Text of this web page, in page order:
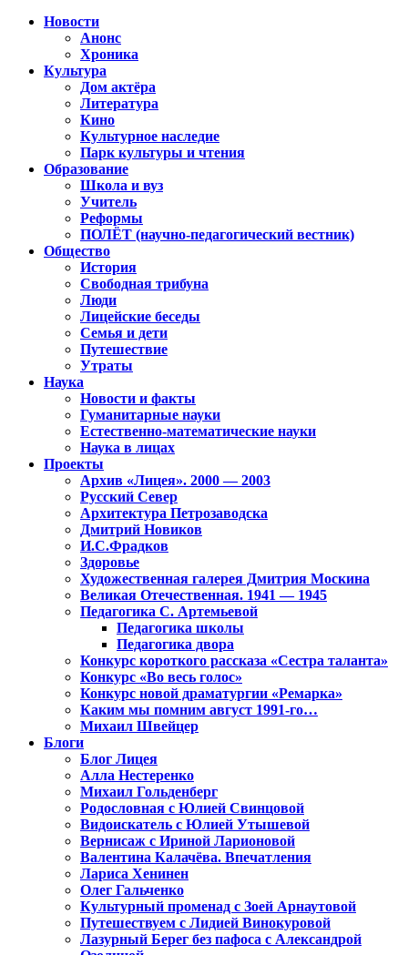
Новости
Анонс
Хроника
Культура
Дом актёра
Литература
Кино
Культурное наследие
Парк культуры и чтения
Образование
Школа и вуз
Учитель
Реформы
ПОЛЁТ (научно-педагогический вестник)
Общество
История
Свободная трибуна
Люди
Лицейские беседы
Семья и дети
Путешествие
Утраты
Наука
Новости и факты
Гуманитарные науки
Естественно-математические науки
Наука в лицах
Проекты
Архив «Лицея». 2000 — 2003
Русский Север
Архитектура Петрозаводска
Дмитрий Новиков
И.С.Фрадков
Здоровье
Художественная галерея Дмитрия Москина
Великая Отечественная. 1941 — 1945
Педагогика С. Артемьевой
Педагогика школы
Педагогика двора
Конкурс короткого рассказа «Сестра таланта»
Конкурс «Во весь голос»
Конкурс новой драматургии «Ремарка»
Каким мы помним август 1991-го…
Михаил Швейцер
Блоги
Блог Лицея
Алла Нестеренко
Михаил Гольденберг
Родословная с Юлией Свинцовой
Видоискатель с Юлией Утышевой
Вернисаж с Ириной Ларионовой
Валентина Калачёва. Впечатления
Лариса Хенинен
Олег Гальченко
Культурный променад с Зоей Арнаутовой
Путешествуем с Лидией Винокуровой
Лазурный Берег без пафоса с Александрой